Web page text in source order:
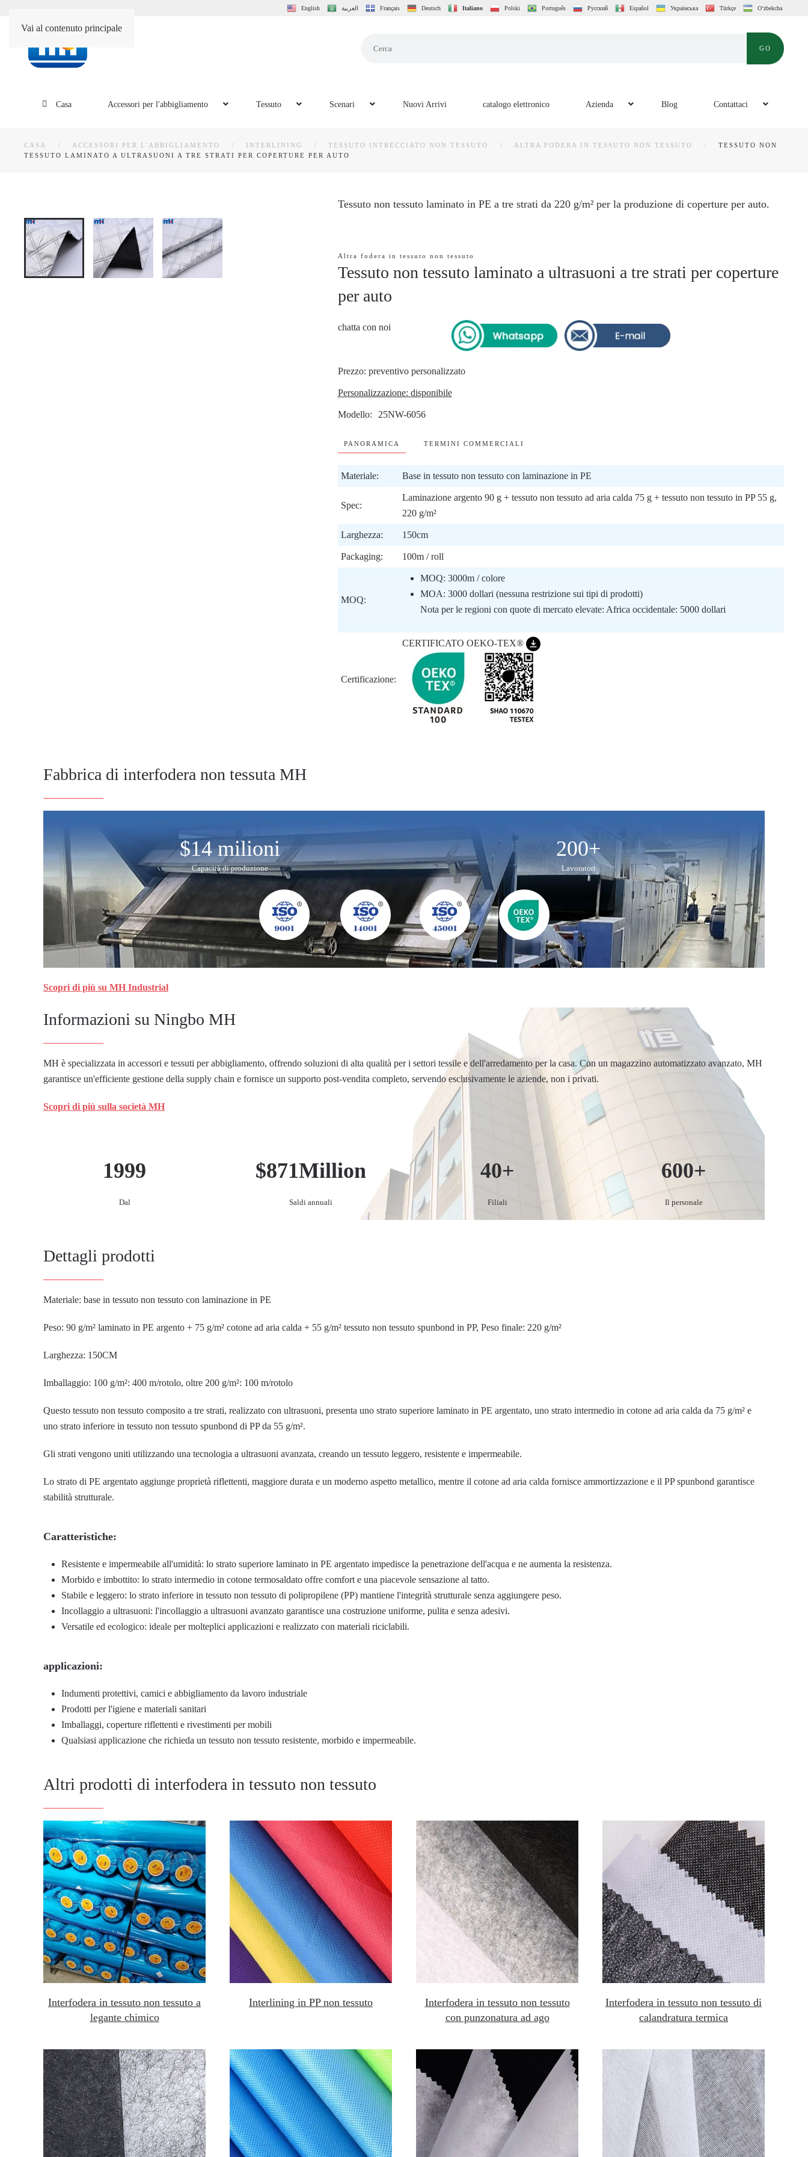
Vai al contenuto principale
English العربية Français Deutsch Italiano Polski Português Русский Español Українська Türkçe O‘zbekcha
GO
Casa Accessori per l'abbigliamento Tessuto Scenari Nuovi Arrivi catalogo elettronico Azienda Blog Contattaci
CASA ACCESSORI PER L'ABBIGLIAMENTO INTERLINING TESSUTO INTRECCIATO NON TESSUTO ALTRA FODERA IN TESSUTO NON TESSUTO
TESSUTO NON
TESSUTO LAMINATO A ULTRASUONI A TRE STRATI PER COPERTURE PER AUTO
Tessuto non tessuto laminato in PE a tre strati da 220 g/m² per la produzione di coperture per auto.
Altra fodera in tessuto non tessuto
Tessuto non tessuto laminato a ultrasuoni a tre strati per coperture
per auto
chatta con noi
Prezzo: preventivo personalizzato
Personalizzazione: disponibile
Modello 25NW-6056
PANORAMICA TERMINI COMMERCIALI
Materiale: Base in tessuto non tessuto con laminazione in PE
Spec:
Laminazione argento 90 g + tessuto non tessuto ad aria calda 75 g + tessuto non tessuto in PP 55 g,
220 g/m²
Larghezza: 150cm
Packaging: 100m / roll
MOQ:
MOQ: 3000m / colore
MOA: 3000 dollari (nessuna restrizione sui tipi di prodotti)
Nota per le regioni con quote di mercato elevate: Africa occidentale: 5000 dollari
Certificazione:
CERTIFICATO OEKO-TEX®
Fabbrica di interfodera non tessuta MH
$14 milioni
Capacità di produzione
200+
Lavoratori
Scopri di più su MH Industrial
Informazioni su Ningbo MH
MH è specializzata in accessori e tessuti per abbigliamento, offrendo soluzioni di alta qualità per i settori tessile e dell'arredamento per la casa. Con un magazzino automatizzato avanzato, MH
garantisce un'efficiente gestione della supply chain e fornisce un supporto post-vendita completo, servendo esclusivamente le aziende, non i privati.
Scopri di più sulla società MH
1999
Dal
$871Million
Saldi annuali
40+
Filiali
600+
Il personale
Dettagli prodotti
Materiale: base in tessuto non tessuto con laminazione in PE
Peso: 90 g/m² laminato in PE argento + 75 g/m² cotone ad aria calda + 55 g/m² tessuto non tessuto spunbond in PP, Peso finale: 220 g/m²
Larghezza: 150CM
Imballaggio: 100 g/m²: 400 m/rotolo, oltre 200 g/m²: 100 m/rotolo
Questo tessuto non tessuto composito a tre strati, realizzato con ultrasuoni, presenta uno strato superiore laminato in PE argentato, uno strato intermedio in cotone ad aria calda da 75 g/m² e
uno strato inferiore in tessuto non tessuto spunbond di PP da 55 g/m².
Gli strati vengono uniti utilizzando una tecnologia a ultrasuoni avanzata, creando un tessuto leggero, resistente e impermeabile.
Lo strato di PE argentato aggiunge proprietà riflettenti, maggiore durata e un moderno aspetto metallico, mentre il cotone ad aria calda fornisce ammortizzazione e il PP spunbond garantisce
stabilità strutturale.
Caratteristiche:
Resistente e impermeabile all'umidità: lo strato superiore laminato in PE argentato impedisce la penetrazione dell'acqua e ne aumenta la resistenza.
Morbido e imbottito: lo strato intermedio in cotone termosaldato offre comfort e una piacevole sensazione al tatto.
Stabile e leggero: lo strato inferiore in tessuto non tessuto di polipropilene (PP) mantiene l'integrità strutturale senza aggiungere peso.
Incollaggio a ultrasuoni: l'incollaggio a ultrasuoni avanzato garantisce una costruzione uniforme, pulita e senza adesivi.
Versatile ed ecologico: ideale per molteplici applicazioni e realizzato con materiali riciclabili.
applicazioni:
Indumenti protettivi, camici e abbigliamento da lavoro industriale
Prodotti per l'igiene e materiali sanitari
Imballaggi, coperture riflettenti e rivestimenti per mobili
Qualsiasi applicazione che richieda un tessuto non tessuto resistente, morbido e impermeabile.
Altri prodotti di interfodera in tessuto non tessuto
Interfodera in tessuto non tessuto a
legante chimico
Interlining in PP non tessuto
Interfodera in tessuto non tessuto
con punzonatura ad ago
Interfodera in tessuto non tessuto di
calandratura termica